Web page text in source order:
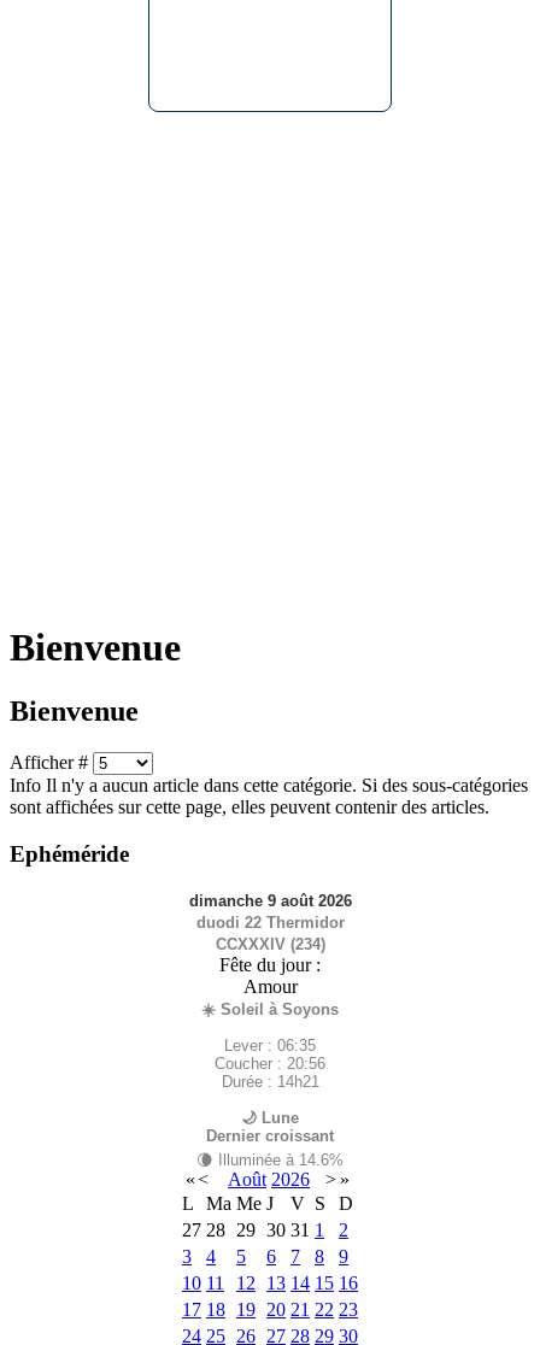
Bienvenue
Bienvenue
Afficher #
Info Il n'y a aucun article dans cette catégorie. Si des sous-catégories
sont affichées sur cette page, elles peuvent contenir des articles.
Ephéméride
dimanche 9 août 2026
duodi 22 Thermidor
CCXXXIV (234)
Fête du jour :
Amour
☀️ Soleil à Soyons
Lever : 06:35
Coucher : 20:56
Durée : 14h21
🌙 Lune
Dernier croissant
🌘 Illuminée à 14.6%
«< Août 2026 > »
L
Ma Me J V S
D
27 28 29 30 31 1
2
3
4 5 6 7 8
9
10 11 12 13 14 15 16
17 18 19 20 21 22 23
24 25 26 27 28 29 30